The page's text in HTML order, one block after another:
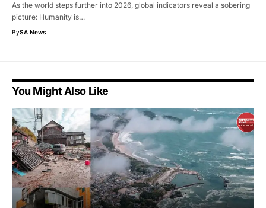
As the world steps further into 2026, global indicators reveal a sobering
picture: Humanity is…
BySA News
You Might Also Like